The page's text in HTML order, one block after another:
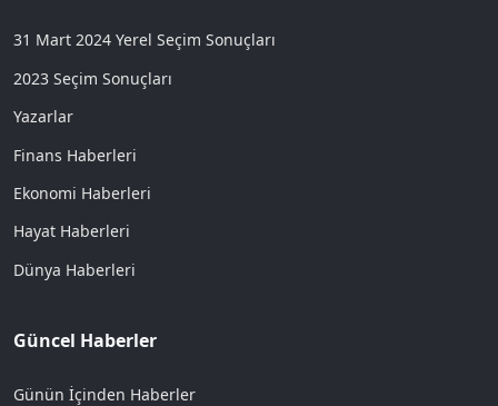
31 Mart 2024 Yerel Seçim Sonuçları
2023 Seçim Sonuçları
Yazarlar
Finans Haberleri
Ekonomi Haberleri
Hayat Haberleri
Dünya Haberleri
Güncel Haberler
Günün İçinden Haberler